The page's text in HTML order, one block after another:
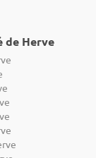
de Herve